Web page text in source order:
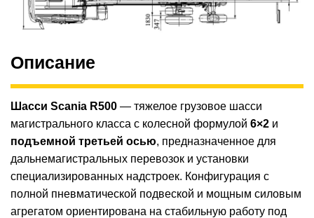
Описание
Шасси Scania R500 — тяжелое грузовое шасси
магистрального класса с колесной формулой 6×2 и
подъемной третьей осью, предназначенное для
дальнемагистральных перевозок и установки
специализированных надстроек. Конфигурация с
полной пневматической подвеской и мощным силовым
агрегатом ориентирована на стабильную работу под